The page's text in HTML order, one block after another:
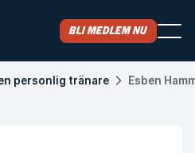
Bli medlem nu
personlig tränare Esben